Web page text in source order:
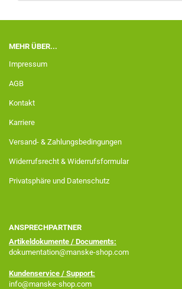
MEHR ÜBER...
Impressum
AGB
Kontakt
Karriere
Versand- & Zahlungsbedingungen
Widerrufsrecht & Widerrufsformular
Privatsphäre und Datenschutz
ANSPRECHPARTNER
Artikeldokumente / Documents:
dokumentation@manske-shop.com
Kundenservice / Support:
info@manske-shop.com